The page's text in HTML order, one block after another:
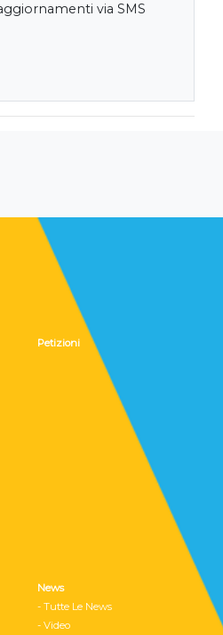
via SMS
Petizioni
News
- Tutte Le News
- Video